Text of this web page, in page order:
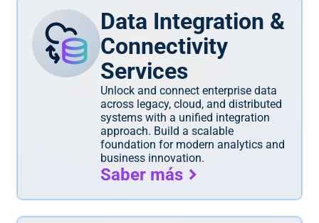
CONNX
Data Integration &
Connectivity
Services
Unlock and connect enterprise data
across legacy, cloud, and distributed
systems with a unified integration
approach. Build a scalable
foundation for modern analytics and
business innovation.
Saber más